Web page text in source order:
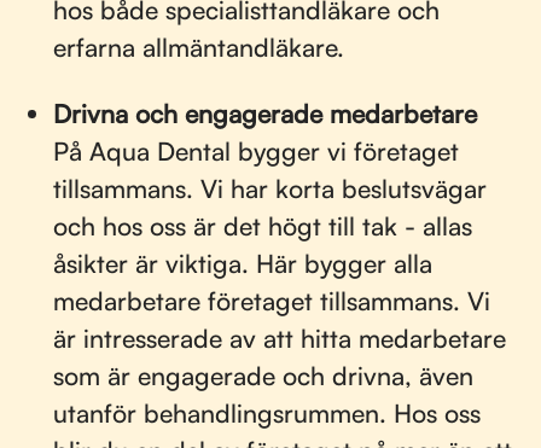
hos både specialisttandläkare och
erfarna allmäntandläkare.
Drivna och engagerade medarbetare
På Aqua Dental bygger vi företaget
tillsammans. Vi har korta beslutsvägar
och hos oss är det högt till tak - allas
åsikter är viktiga. Här bygger alla
medarbetare företaget tillsammans. Vi
är intresserade av att hitta medarbetare
som är engagerade och drivna, även
utanför behandlingsrummen. Hos oss